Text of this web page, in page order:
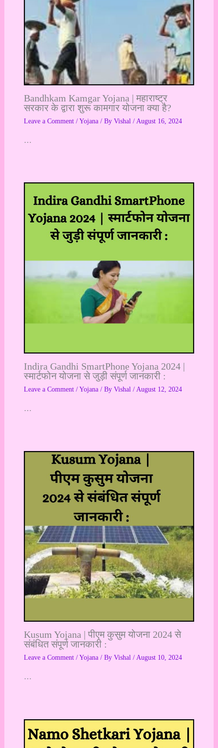
Bandhkam Kamgar Yojana | महाराष्ट्र
सरकार के द्वारा शुरू कामगार योजना क्या है?
Leave a Comment / Yojana/ By Vishal / August 16, 2024
…
Indira Gandhi SmartPhone Yojana 2024 |
स्मार्टफोन योजना से जुड़ी संपूर्ण जानकारी :
Leave a Comment / Yojana/ By Vishal / August 12, 2024
…
Kusum Yojana | पीएम कुसुम योजना 2024 से
संबंधित संपूर्ण जानकारी :
Leave a Comment / Yojana/ By Vishal / August 10, 2024
…